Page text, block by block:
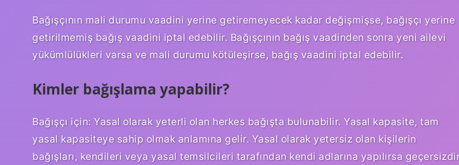
Bağışçının mali durumu vaadini yerine getiremeyecek kadar değişmişse, bağışçı yerine
getirilmemiş bağış vaadini iptal edebilir. Bağışçının bağış vaadinden sonra yeni ailevi
yükümlülükleri varsa ve mali durumu kötüleşirse, bağış vaadini iptal edebilir.
Kimler bağışlama yapabilir?
Bağışçı için: Yasal olarak yeterli olan herkes bağışta bulunabilir. Yasal kapasite, tam
yasal kapasiteye sahip olmak anlamına gelir. Yasal olarak yetersiz olan kişilerin
bağışları, kendileri veya yasal temsilcileri tarafından kendi adlarına yapılırsa